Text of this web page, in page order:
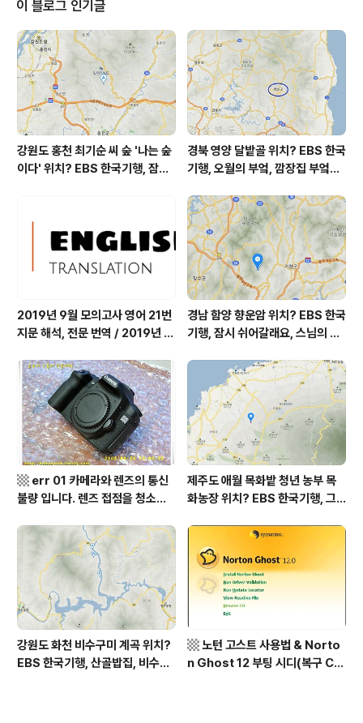
기질은 어제 초미세먼지 좋음 = 12 ㎍/m³ 미세먼지는 좋
음 = 25 ㎍/m³ 황사는 보통 = 25 ㎍/m³ 자외선 (오후)
= 보통 오늘 초미세먼지 좋음 = 6 ㎍/m³ 미세먼지는 좋
음 = 13 ㎍/m³ 황사는 보..
이 블로그 인기글
강원도 홍천 최기순 씨 숲 '나는 숲
이다' 위치? EBS 한국기행, 잠시
강원도 홍천군 가볼 만한 곳, (구)
까르돈, kbs 인간극장
경북 영양 달밭골 위치? EBS 한국
기행, 오월의 부엌, 깜장집 부엌은
어디? / 경상북도 영양군 가볼 만
한 곳, 영양읍 상원리. KBS 인간극
장 임분노미 할머니
2019년 9월 모의고사 영어 21번
지문 해석, 전문 번역 / 2019년 9
역, 평가원 2019년 고3 9월 영어
영역 외국어영역 전문 해석, Engli
sh to Korean translation
경남 함양 향운암 위치? EBS 한국
기행, 잠시 쉬어갈래요, 스님의 어
상남도 함양군 가볼 만한 곳, 용추
계곡 향운암 명천스님, 덕유산 황
석산 거망산 기백산
▩ err 01 카메라와 렌즈의 통신
불량 입니다. 렌즈 접점을 청소하
제주도 애월 목화밭 청년 농부 목
화농장 위치? EBS 한국기행, 그
사나이, 애월읍 어음리 정보람 씨
목화 재배 '목화오름' 목화농장 어
디? / 제주도 가볼 만한 곳
강원도 화천 비수구미 계곡 위치?
EBS 한국기행, 산골밥집, 비수구
▩ 노턴 고스트 사용법 & Norto
n Ghost 12 부팅 시디(복구 C